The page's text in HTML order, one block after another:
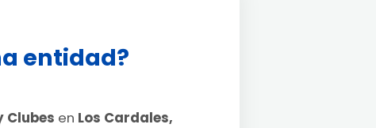
entidad?
Clubes en Los Cardales,